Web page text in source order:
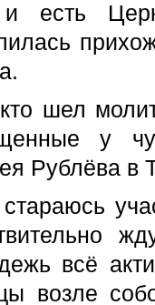
есть
шел
у
Рублёва в
всё
возле